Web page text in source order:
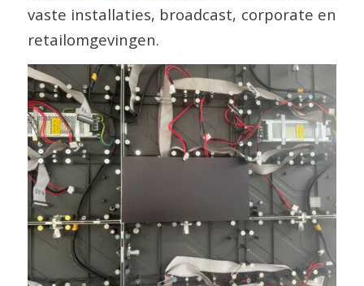
vaste installaties, broadcast, corporate en
retailomgevingen.